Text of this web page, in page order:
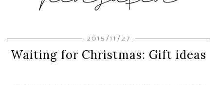
2015/11/27
Waiting for Christmas: Gift ideas